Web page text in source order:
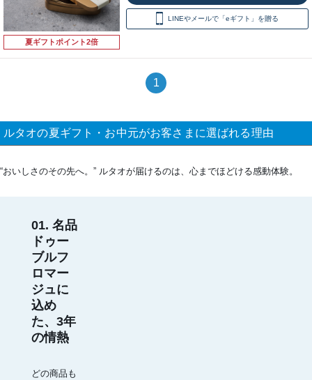
夏ギフトポイント2倍
LINEやメールで「eギフト」を贈る
1
ルタオの夏ギフト・お中元がお客さまに選ばれる理由
“おいしさのその先へ。” ルタオが届けるのは、心までほどける感動体験。
01. 名品
ドゥー
ブルフ
ロマー
ジュに
込め
た、3年
の情熱
どの商品も